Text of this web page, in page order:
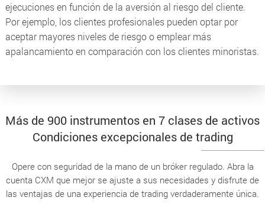
ejecuciones en función de la aversión al riesgo del cliente.
Por ejemplo, los clientes profesionales pueden optar por
aceptar mayores niveles de riesgo o emplear más
apalancamiento en comparación con los clientes minoristas.
Más de 900 instrumentos en 7 clases de activos
Condiciones excepcionales de trading
Opere con seguridad de la mano de un bróker regulado. Abra la
cuenta CXM que mejor se ajuste a sus necesidades y disfrute de
las ventajas de una experiencia de trading verdaderamente única.